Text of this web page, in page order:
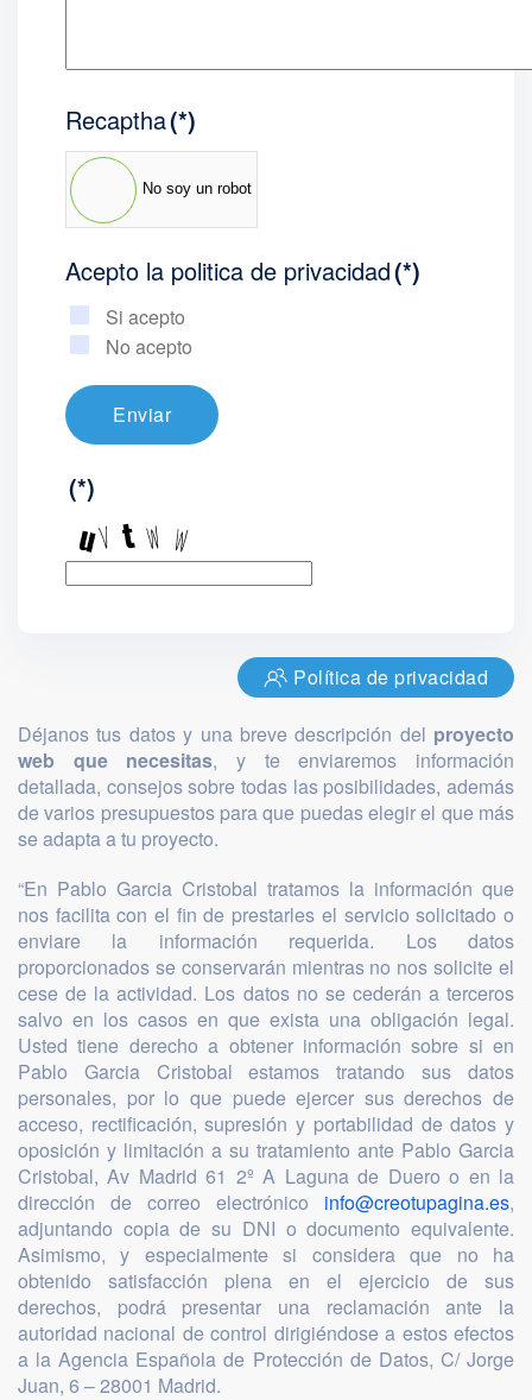
Recaptha(*)
No soy un robot
Acepto la politica de privacidad(*)
Si acepto
No acepto
Enviar
(*)
Política de privacidad
Déjanos tus datos y una breve descripción del proyecto
web que necesitas, y te enviaremos información
detallada, consejos sobre todas las posibilidades, además
de varios presupuestos para que puedas elegir el que más
se adapta a tu proyecto.
“En Pablo Garcia Cristobal tratamos la información que
nos facilita con el fin de prestarles el servicio solicitado o
enviare la información requerida. Los datos
proporcionados se conservarán mientras no nos solicite el
cese de la actividad. Los datos no se cederán a terceros
salvo en los casos en que exista una obligación legal.
Usted tiene derecho a obtener información sobre si en
Pablo Garcia Cristobal estamos tratando sus datos
personales, por lo que puede ejercer sus derechos de
acceso, rectificación, supresión y portabilidad de datos y
oposición y limitación a su tratamiento ante Pablo Garcia
Cristobal, Av Madrid 61 2º A Laguna de Duero o en la
dirección de correo electrónico info@creotupagina.es,
adjuntando copia de su DNI o documento equivalente.
Asimismo, y especialmente si considera que no ha
obtenido satisfacción plena en el ejercicio de sus
derechos, podrá presentar una reclamación ante la
autoridad nacional de control dirigiéndose a estos efectos
a la Agencia Española de Protección de Datos, C/ Jorge
Juan, 6 – 28001 Madrid.